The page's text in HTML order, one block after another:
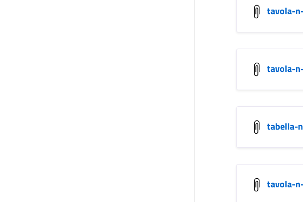
tavola-
tavola-
tabella-
tavola-